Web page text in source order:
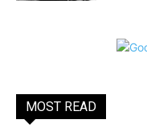
MOST READ